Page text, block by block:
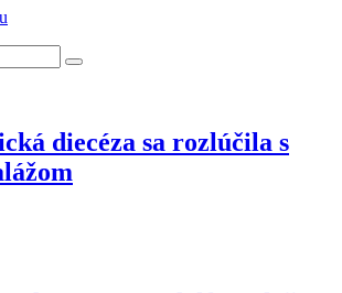
diecéza sa rozlúčila s